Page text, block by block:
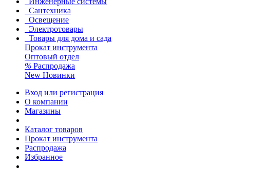
Сантехника
Освещение
Электротовары
Товары для дома и сада
Прокат инструмента
Оптовый отдел
% Распродажа
New Новинки
Вход или регистрация
О компании
Магазины
Каталог товаров
Прокат инструмента
Распродажа
Избранное